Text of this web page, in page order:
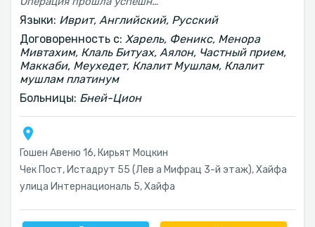
Языки: Иврит, Английский, Русский
Договоренность с: Харель, Феникс, Менора
Мивтахим, Клаль Битуах, Аялон, Частный прием,
Маккаби, Меухедет, Клалит Мушлам, Клалит
мушлам платинум
Больницы: Бней-Цион
Гошен Авеню 16, Кирьят Моцкин
Чек Пост, Истадрут 55 (Лев а Мифрац 3-й этаж), Хайфа
улица Интернациональ 5, Хайфа